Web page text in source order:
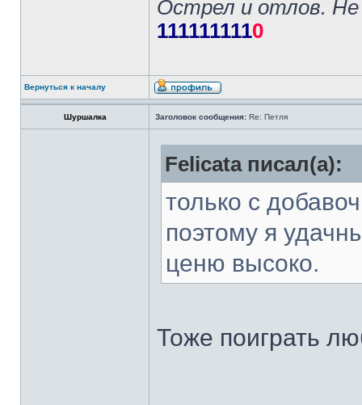
Острел и отлов. Не
1111111110
Вернуться к началу
Шуршалка Заголовок сообщения: Re: Петля
Felicata писал(а):
только с
поэтому я
ценю высоко.
Тоже поиграть